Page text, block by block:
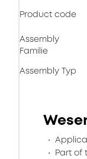
Product code
Assembly
Familie
Assembly Typ
Part of